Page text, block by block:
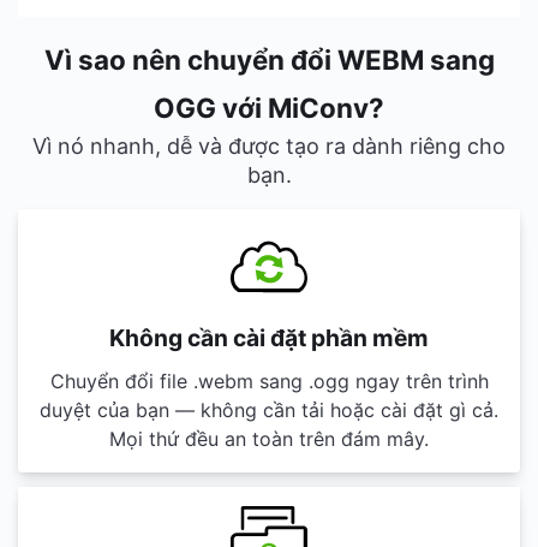
Vì sao nên chuyển đổi WEBM sang
OGG với MiConv?
Vì nó nhanh, dễ và được tạo ra dành riêng cho
bạn.
Không cần cài đặt phần mềm
Chuyển đổi file .webm sang .ogg ngay trên trình
duyệt của bạn — không cần tải hoặc cài đặt gì cả.
Mọi thứ đều an toàn trên đám mây.